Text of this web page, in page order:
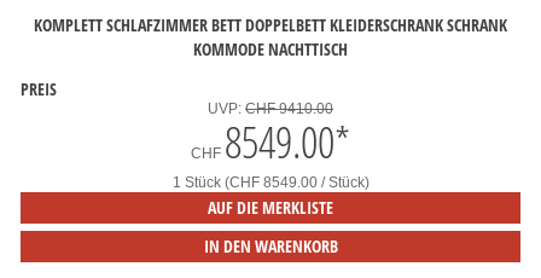
KOMPLETT SCHLAFZIMMER BETT DOPPELBETT KLEIDERSCHRANK SCHRANK
KOMMODE NACHTTISCH
PREIS
UVP: CHF 9410.00
CHF 8549.00*
1 Stück (CHF 8549.00 / Stück)
AUF DIE MERKLISTE
IN DEN WARENKORB